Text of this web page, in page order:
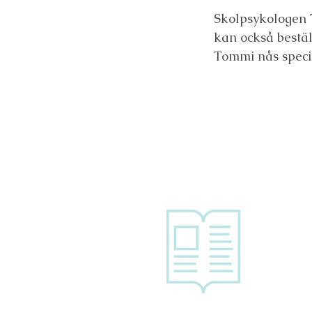
Skolpsykologen
kan också
Tommi nås